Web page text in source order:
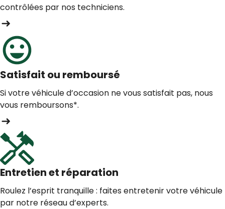
contrôlées par nos techniciens.
Satisfait ou remboursé
Si votre véhicule d’occasion ne vous satisfait pas, nous
vous remboursons*.
Entretien et réparation
Roulez l’esprit tranquille : faites entretenir votre véhicule
par notre réseau d’experts.